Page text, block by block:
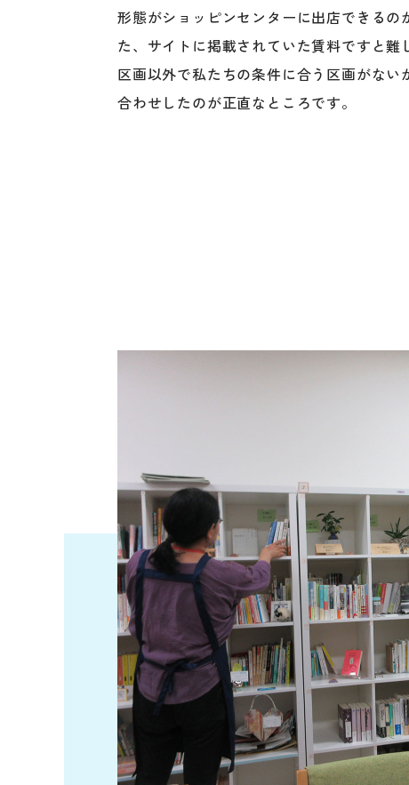
形態がショッピンセンターに出店できるの
た、サイトに掲載されていた賃料ですと難
区画以外で私たちの条件に合う区画がない
合わせしたのが正直なところです。